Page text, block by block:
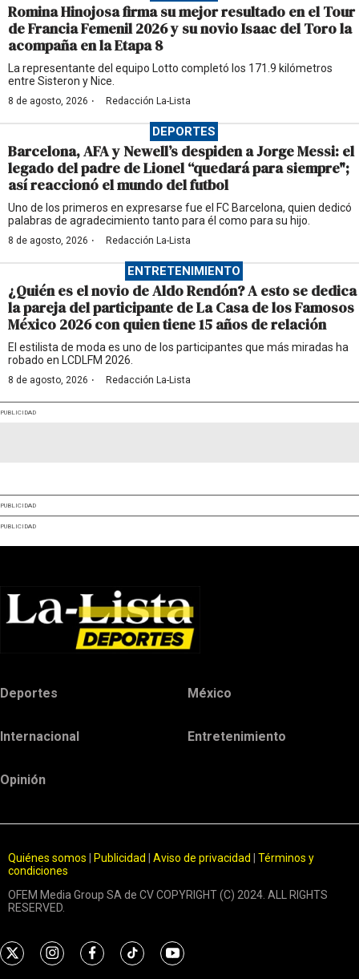
Romina Hinojosa firma su mejor resultado en el Tour
de Francia Femenil 2026 y su novio Isaac del Toro la
acompaña en la Etapa 8
La representante del equipo Lotto completó los 171.9 kilómetros
entre Sisteron y Nice.
8 de agosto, 2026 · Redacción La-Lista
DEPORTES
Barcelona, AFA y Newell’s despiden a Jorge Messi: el
legado del padre de Lionel “quedará para siempre";
así reaccionó el mundo del futbol
Uno de los primeros en expresarse fue el FC Barcelona, quien dedicó
palabras de agradecimiento tanto para él como para su hijo.
8 de agosto, 2026 · Redacción La-Lista
ENTRETENIMIENTO
¿Quién es el novio de Aldo Rendón? A esto se dedica
la pareja del participante de La Casa de los Famosos
México 2026 con quien tiene 15 años de relación
El estilista de moda es uno de los participantes que más miradas ha
robado en LCDLFM 2026.
8 de agosto, 2026 · Redacción La-Lista
PUBLICIDAD
PUBLICIDAD
PUBLICIDAD
Deportes México
Internacional Entretenimiento
Opinión
Quiénes somos Publicidad Aviso de privacidad
Términos y
condiciones
OFEM Media Group SA de CV COPYRIGHT (C) 2024. ALL RIGHTS
RESERVED.
t
i
f
t
y